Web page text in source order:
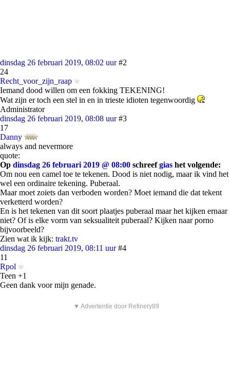
dinsdag 26 februari 2019, 08:02 uur #2
24
Recht_voor_zijn_raap
Iemand dood willen om een fokking TEKENING!
Wat zijn er toch een stel in en in trieste idioten tegenwoordig
Administrator
dinsdag 26 februari 2019, 08:08 uur #3
17
Danny
always and nevermore
quote:
Op dinsdag 26 februari 2019 @ 08:00 schreefgias het volgende:
Om nou een camel toe te tekenen. Dood is niet nodig, maar ik vind het
wel een ordinaire tekening. Puberaal.
Maar moet zoiets dan verboden worden? Moet iemand die dat tekent
verketterd worden?
En is het tekenen van dit soort plaatjes puberaal maar het kijken ernaar
niet? Of is elke vorm van seksualiteit puberaal? Kijken naar porno
bijvoorbeeld?
Zien wat ik kijk: trakt.tv
dinsdag 26 februari 2019, 08:11 uur #4
11
Rpol
Teen +1
Geen dank voor mijn genade.
▼ Advertentie door Refinery89